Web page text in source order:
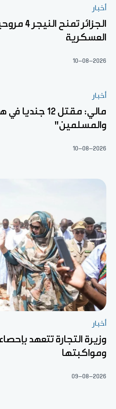
أخبار
الجزائر
العسكرية
10-08-2026
أخبار
مالي: مقتل 12
والمسلمين"
10-08-2026
أخبار
وزيرة التجارة تتعهد
ومواكبتها
09-08-2026